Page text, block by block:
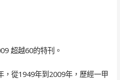
超越60的特刊。
，從1949年到2009年，歷經一甲